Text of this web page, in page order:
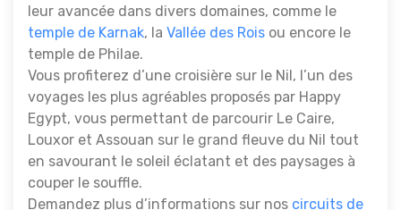
leur avancée dans divers domaines, comme le
temple de Karnak, la Vallée des Rois ou encore le
temple de Philae.
Vous profiterez d’une croisière sur le Nil, l’un des
voyages les plus agréables proposés par Happy
Egypt, vous permettant de parcourir Le Caire,
Louxor et Assouan sur le grand fleuve du Nil tout
en savourant le soleil éclatant et des paysages à
couper le souffle.
Demandez plus d’informations sur nos circuits de